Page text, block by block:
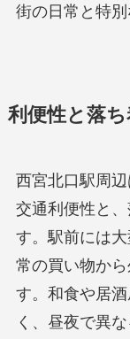
街の日常と特別
利便性と落
西宮北口駅周
交通利便性と
す。駅前には
常の買い物か
す。和食や居
く、昼夜で異